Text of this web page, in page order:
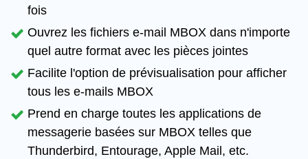
fois
Ouvrez les fichiers e-mail MBOX dans n'importe
quel autre format avec les pièces jointes
Facilite l'option de prévisualisation pour afficher
tous les e-mails MBOX
Prend en charge toutes les applications de
messagerie basées sur MBOX telles que
Thunderbird, Entourage, Apple Mail, etc.